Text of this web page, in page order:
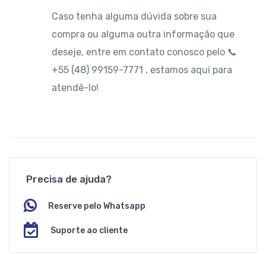
Caso tenha alguma dúvida sobre sua
compra ou alguma outra informação que
deseje, entre em contato conosco pelo 📞
+55 (48) 99159-7771 , estamos aqui para
atendê-lo!
Precisa de ajuda?
Reserve pelo Whatsapp
Suporte ao cliente